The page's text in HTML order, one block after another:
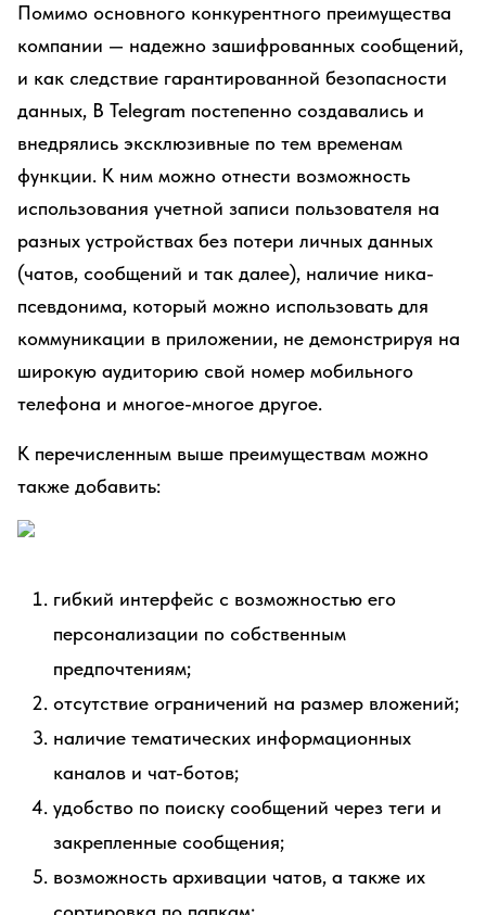
Помимо основного конкурентного преимущества
компании — надежно зашифрованных сообщений,
и как следствие гарантированной безопасности
данных, В Telegram постепенно создавались и
внедрялись эксклюзивные по тем временам
функции. К ним можно отнести возможность
использования учетной записи пользователя на
разных устройствах без потери личных данных
(чатов, сообщений и так далее), наличие ника-
псевдонима, который можно использовать для
коммуникации в приложении, не демонстрируя на
широкую аудиторию свой номер мобильного
телефона и многое-многое другое.
К перечисленным выше преимуществам можно
также добавить:
гибкий интерфейс с возможностью его
персонализации по собственным
предпочтениям;
отсутствие ограничений на размер вложений;
наличие тематических информационных
каналов и чат-ботов;
удобство по поиску сообщений через теги и
закрепленные сообщения;
возможность архивации чатов, а также их